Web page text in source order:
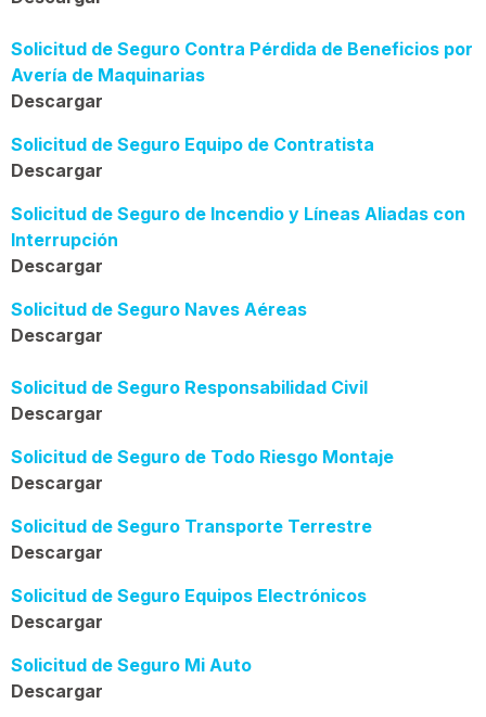
Solicitud de Seguro Contra Pérdida de Beneficios por
Avería de Maquinarias
Descargar
Solicitud de Seguro Equipo de Contratista
Descargar
Solicitud de Seguro de Incendio y Líneas Aliadas con
Interrupción
Descargar
Solicitud de Seguro Naves Aéreas
Descargar
Solicitud de Seguro Responsabilidad Civil
Descargar
Solicitud de Seguro de Todo Riesgo Montaje
Descargar
Solicitud de Seguro Transporte Terrestre
Descargar
Solicitud de Seguro Equipos Electrónicos
Descargar
Solicitud de Seguro Mi Auto
Descargar